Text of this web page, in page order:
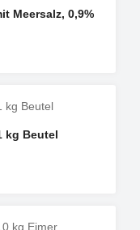
Meersalz, 0,9%
kg Beutel